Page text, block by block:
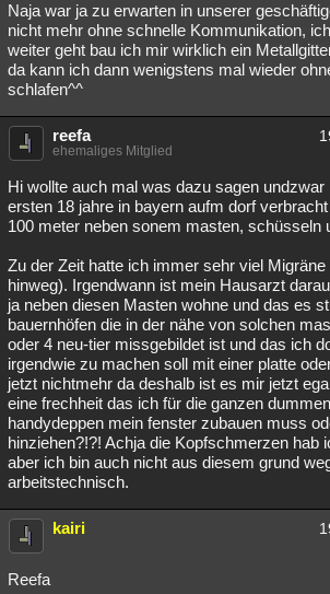
Naja war ja zu erwarten in unserer
nicht mehr ohne schnelle Kommunikation,
weiter geht bau ich mir wirklich ein
da kann ich dann wenigstens mal wieder
schlafen^^
reefa
ehemaliges Mitglied
Hi wollte auch mal was dazu sagen
ersten 18 jahre in bayern aufm dorf
100 meter neben sonem masten, schüsseln
Zu der Zeit hatte ich immer sehr viel
hinweg). Irgendwann ist mein Hausarzt
ja neben diesen Masten wohne und das es
bauernhöfen die in der nähe von solchen
oder 4 neu-tier missgebildet ist und das ich
irgendwie zu machen soll mit einer platte
jetzt nichtmehr da deshalb ist es mir jetzt
eine frechheit das ich für die ganzen
handydeppen mein fenster zubauen muss
hinziehen?!?! Achja die Kopfschmerzen hab
aber ich bin auch nicht aus diesem grund
arbeitstechnisch.
kairi
Reefa